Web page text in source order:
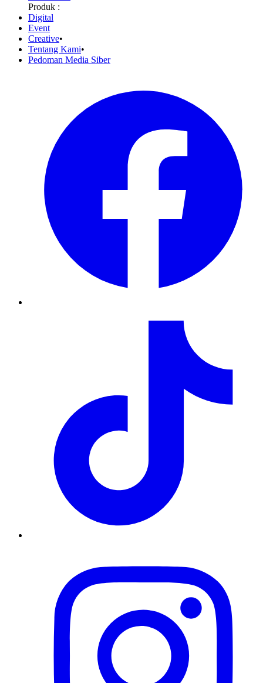
Produk :
Digital
Event
Creative•
Tentang Kami•
Pedoman Media Siber